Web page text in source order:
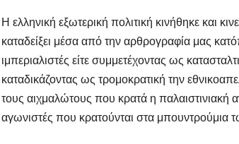
Η ελληνική εξωτερική πολιτική κινήθηκε και
καταδείξει μέσα από την αρθρογραφία μας
ιμπεριαλιστές είτε συμμετέχοντας ως
καταδικάζοντας ως τρομοκρατική την
τους αιχμαλώτους που κρατά η παλαιστινιακή
αγωνιστές που κρατούνται στα μπουντρούμια